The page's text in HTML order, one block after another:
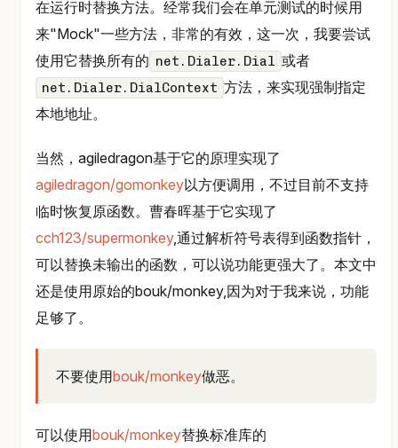
在运行时替换方法。经常我们会在单元测试的时候用
来"Mock"一些方法，非常的有效，这一次，我要尝试
使用它替换所有的 net.Dialer.Dial 或者
net.Dialer.DialContext 方法，来实现强制指定
本地地址。
当然，agiledragon基于它的原理实现了
agiledragon/gomonkey以方便调用，不过目前不支持
临时恢复原函数。曹春晖基于它实现了
cch123/supermonkey,通过解析符号表得到函数指针，
可以替换未输出的函数，可以说功能更强大了。本文中
还是使用原始的bouk/monkey,因为对于我来说，功能
足够了。
不要使用bouk/monkey做恶。
可以使用bouk/monkey替换标准库的